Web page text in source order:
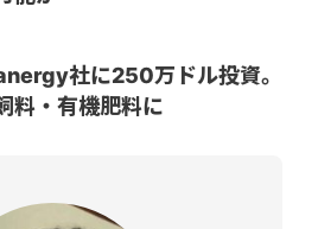
社に250万ドル投資。
料・有機肥料に